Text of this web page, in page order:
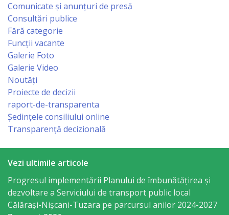
Funcții
vacante
Licitatii
Invitații
de
participare
Rezultatele
de
participare
Achiziții
Comunicate și anunțuri de presă
Consultări publice
Fără categorie
Funcții vacante
Galerie Foto
Galerie Video
Noutăți
Proiecte de decizii
raport-de-transparenta
Ședințele consiliului online
Transparență decizională
Vezi ultimile articole
Progresul implementării Planului de îmbunătățirea și
dezvoltare a Serviciului de transport public local
Călărași-Nișcani-Tuzara pe parcursul anilor 2024-2027